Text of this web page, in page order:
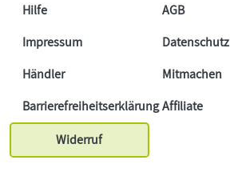
Hilfe
AGB
Impressum
Datenschutz
Händler
Mitmachen
BarrierefreiheitserklärungAffiliate
Widerruf